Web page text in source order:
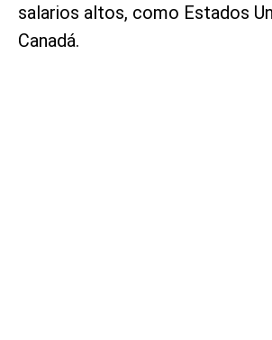
salarios altos, como Estados
Canadá.